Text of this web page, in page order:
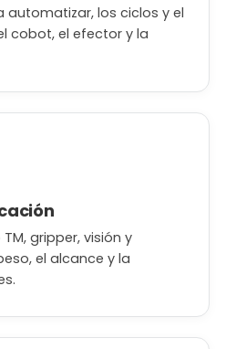
automatizar, los ciclos y el
cobot, el efector y la
gripper, visión y
el alcance y la